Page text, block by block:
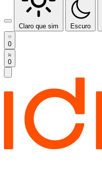
Claro que sim Escuro
0
0